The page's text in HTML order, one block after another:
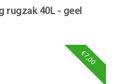
rugzak 40L - geel
€7,00